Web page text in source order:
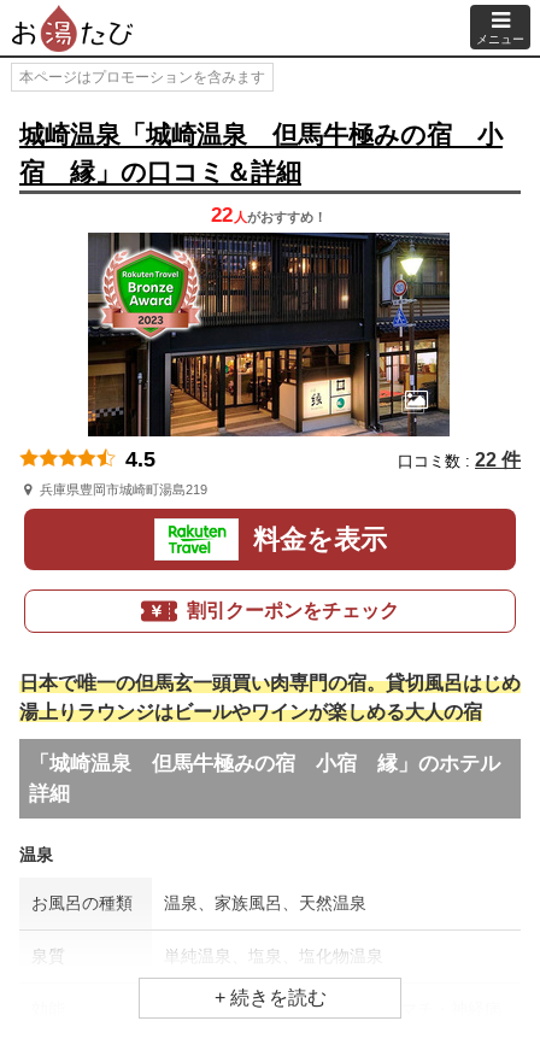
メニュー
本ページはプロモーションを含みます
城崎温泉「城崎温泉 但馬牛極みの宿 小
宿 縁」の口コミ＆詳細
22 人がおすすめ！
4.5 口コミ数 : 22 件
兵庫県豊岡市城崎町湯島219
料金を表示
割引クーポンをチェック
日本で唯一の但馬玄一頭買い肉専門の宿。貸切風呂はじめ
湯上りラウンジはビールやワインが楽しめる大人の宿
「城崎温泉 但馬牛極みの宿 小宿 縁」のホテル
詳細
温泉
お風呂の種類 温泉、家族風呂、天然温泉
泉質 単純温泉、塩泉、塩化物温泉
アトピー・湿疹、婦人病、リウマチ・神経病